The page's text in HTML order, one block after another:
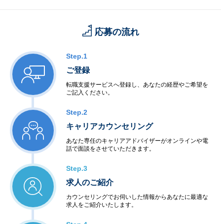
応募の流れ
Step.1
ご登録
転職支援サービスへ登録し、あなたの経歴やご希望を
ご記入ください。
Step.2
キャリアカウンセリング
あなた専任のキャリアアドバイザーがオンラインや電
話で面談をさせていただきます。
Step.3
求人のご紹介
カウンセリングでお伺いした情報からあなたに最適な
求人をご紹介いたします。